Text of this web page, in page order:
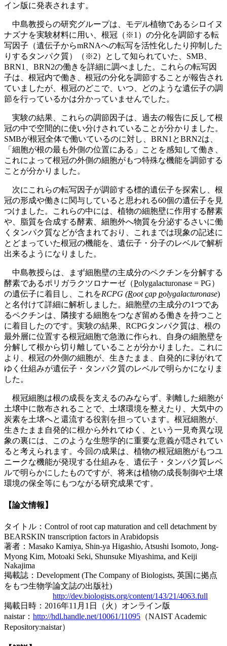
イン版に発表されます。
中島教授らの研究グループは、モデル植物であるシロイヌ
ナズナを実験材料に用い、根冠（※1）の分化を調節する転
写因子（遺伝子からmRNAへの転写を活性化したり抑制した
りするタンパク質）（※2）として知られていた、SMB、
BRN1、BRN2の働きを詳細に調べました。これらの転写因
子は、根冠内で働き、根冠の分化を調節することが報告され
ていましたが、根冠のどこで、いつ、どのような遺伝子の調
節を行っているかは分かっていませんでした。
実験の結果、これらの調節因子は、過去の報告に反して根
冠の中で空間的に使い分けされていることが分かりました。
SMBが根冠全体で働いているのに対し、BRN1とBRN2は、
「細胞が根の最も外側の位置にある」ことを感知して働き、
これによって根冠の外側の細胞がもつ特殊な機能を調節する
ことが分かりました。
次にこれらの転写因子が調節する標的遺伝子を探索し、根
冠の形成や働きに関与していると思われる60個の遺伝子を見
つけました。これらの中には、植物の細胞壁に作用する酵素
や、脂質を合成する酵素、細胞外へ物質を分泌するさいに働
くタンパク質などが含まれており、これまでは現象の記述に
とどまっていた根冠の機能を、遺伝子・分子のレベルで解析
出来るようになりました。
中島教授らは、まず細胞壁の主成分のペクチンを分解する
酵素であるポリガラクツロナーゼ（Polygalacturonase = PG）
の遺伝子に着目し、これをRCPG (Rootcap polygalacturonase)
と名付けて詳細に解析しました。細胞壁の主成分の1つであ
るペクチンは、隣接する細胞をつなぎ留める働きを持つこと
に着目したのです。実験の結果、RCPGタンパク質は、根の
最外層に位置する根冠細胞で急激に作られ、自身の細胞壁を
分解して根から切り離していることが分かりました。これに
より、根冠の外側の細胞が、生きたまま、自発的に剥がれて
ゆく仕組みが遺伝子・タンパク質のレベルで明らかになりま
した。
根冠細胞は根の成長を支えるのみならず、剥離した細胞が
土壌中に散布されることで、土壌環境を整えたり、大気中の
炭素を土壌へと還流する役割を担っています。根冠細胞が、
生きたまま自発的に根から外れてゆく、という一見奇異な現
象の裏には、このような生態学的に重要な意義が隠されてい
ると考えられます。今回の成果は、植物の根冠細胞がもつユ
ニークな機能が発現する仕組みを、遺伝子・タンパク質レベ
ルで明らかにしたものですが、将来は植物の成長制御や土壌
環境の保全等にもつながる研究成果です。
【論文情報】
タイトル：Control of root cap maturation and cell detachment by
BEARSKIN transcription factors in Arabidopsis
著者：Masako Kamiya, Shin-ya Higashio, Atsushi Isomoto, Jong-
Myong Kim, Motoaki Seki, Shunsuke Miyashima, and Keiji
Nakajima
掲載誌：Development (The Company of Biologists, 英国に拠点
をもつ生物学論文誌の出版社)
http://dev.biologists.org/content/143/21/4063.full
掲載日時：2016年11月1日（火）オンライン版
naistar： http://hdl.handle.net/10061/11095 （NAIST Academic
Repository:naistar）